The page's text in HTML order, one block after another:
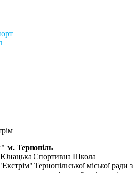
Тернопіль
Юнацька Спортивна Школа
Тернопільської міської ради з